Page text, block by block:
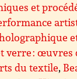
et
verre : œuvres
du textile,